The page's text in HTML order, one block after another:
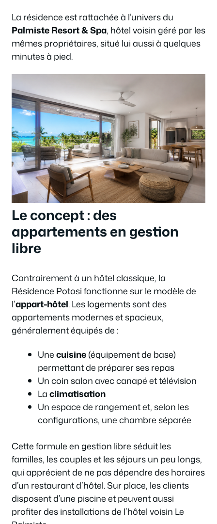
La résidence est rattachée à l’univers du
Palmiste Resort & Spa, hôtel voisin géré par les
mêmes propriétaires, situé lui aussi à quelques
minutes à pied.
Le concept : des
appartements en gestion
libre
Contrairement à un hôtel classique, la
Résidence Potosi fonctionne sur le modèle de
l’appart-hôtel. Les logements sont des
appartements modernes et spacieux,
généralement équipés de :
Unecuisine(équipement de base)
permettant de préparer ses repas
Un coin salon avec canapé et télévision
Laclimatisation
Un espace de rangement et, selon les
configurations, une chambre séparée
Cette formule en gestion libre séduit les
familles, les couples et les séjours un peu longs,
qui apprécient de ne pas dépendre des horaires
d’un restaurant d’hôtel. Sur place, les clients
disposent d’une piscine et peuvent aussi
profiter des installations de l’hôtel voisin Le